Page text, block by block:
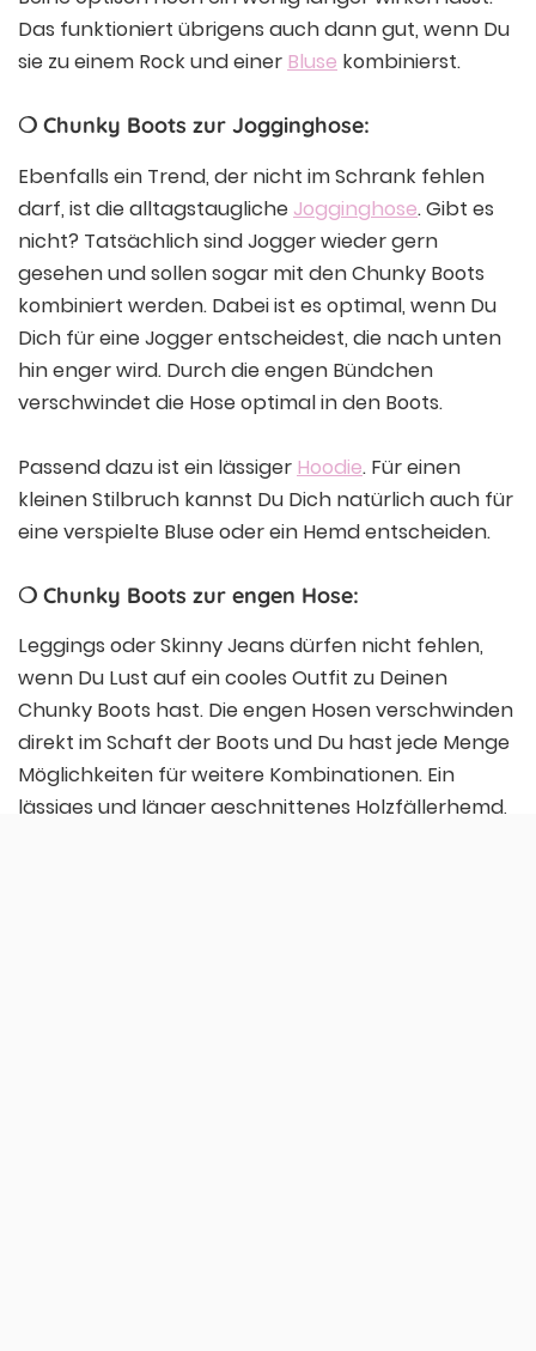
Das funktioniert übrigens auch dann gut, wenn Du
sie zu einem Rock und einer Bluse kombinierst.
❍ Chunky Boots zur Jogginghose:
Ebenfalls ein Trend, der nicht im Schrank fehlen
darf, ist die alltagstaugliche Jogginghose. Gibt es
nicht? Tatsächlich sind Jogger wieder gern
gesehen und sollen sogar mit den Chunky Boots
kombiniert werden. Dabei ist es optimal, wenn Du
Dich für eine Jogger entscheidest, die nach unten
hin enger wird. Durch die engen Bündchen
verschwindet die Hose optimal in den Boots.
Passend dazu ist ein lässiger Hoodie. Für einen
kleinen Stilbruch kannst Du Dich natürlich auch für
eine verspielte Bluse oder ein Hemd entscheiden.
❍ Chunky Boots zur engen Hose:
Leggings oder Skinny Jeans dürfen nicht fehlen,
wenn Du Lust auf ein cooles Outfit zu Deinen
Chunky Boots hast. Die engen Hosen verschwinden
direkt im Schaft der Boots und Du hast jede Menge
Möglichkeiten für weitere Kombinationen. Ein
lässiges und länger geschnittenes Holzfällerhemd,